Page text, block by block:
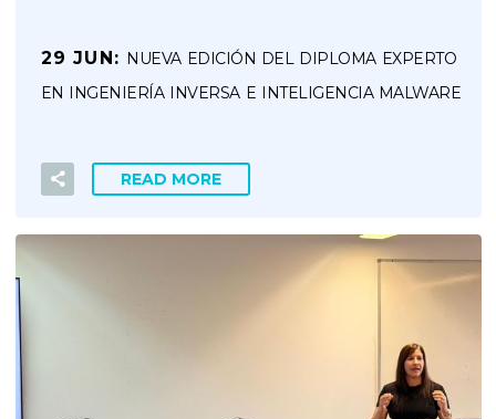
29 JUN: NUEVA EDICIÓN DEL DIPLOMA EXPERTO
EN INGENIERÍA INVERSA E INTELIGENCIA MALWARE
READ MORE